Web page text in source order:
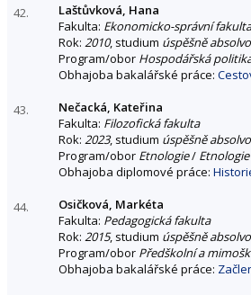
42.
Laštůvková, Hana
Fakulta: Ekonomicko-správní fakulta
Rok: 2010, studium úspěšně
Program/obor Hospodářská
Obhajoba bakalářské práce:
43.
Nečacká, Kateřina
Fakulta: Filozofická fakulta
Rok: 2023, studium úspěšně
Program/obor Etnologie/ Etnologie
Obhajoba diplomové práce:
44.
Osičková, Markéta
Fakulta: Pedagogická fakulta
Rok: 2015, studium úspěšně
Program/obor Předškolní a
Obhajoba bakalářské práce: